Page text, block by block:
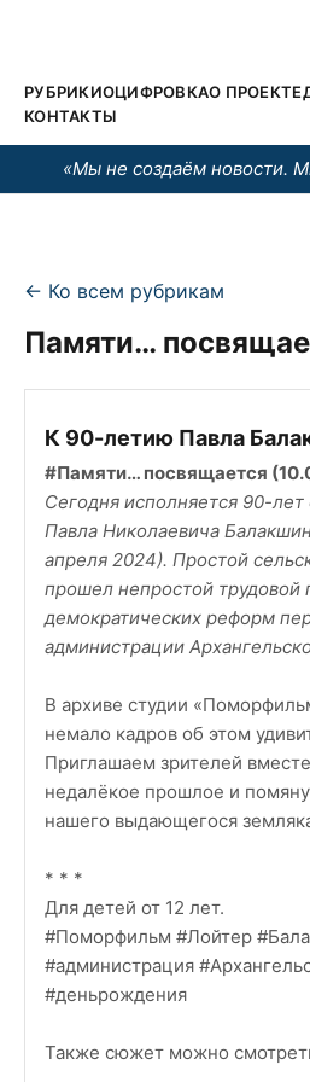
РУБРИКИОЦИФРОВКАО ПРОЕКТЕ
КОНТАКТЫ
«Мы не создаём новости.
← Ко всем рубрикам
Памяти…
К 90-летию Павла
#Памяти… посвящается
Сегодня исполняется 90-
Павла Николаевича
апреля 2024). Простой
прошел непростой трудовой
демократических реформ
администрации
В архиве студии
немало кадров об этом
Приглашаем зрителей
недалёкое прошлое и
нашего выдающегося
* * *
Для детей от 12 лет.
#Поморфильм #Лойтер
#администрация
#деньрождения
Также сюжет можно